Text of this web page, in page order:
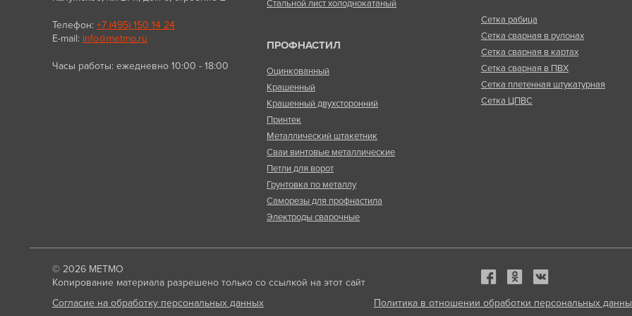
Телефон: +7 (495) 150 14 24
E-mail: info@metmo.ru
Часы работы: ежедневно 10:00 - 18:00
Стальной лист холоднокатаный
ПРОФНАСТИЛ
Оцинкованный
Крашенный
Крашенный двухсторонний
Принтек
Металлический штакетник
Сваи винтовые металлические
Петли для ворот
Грунтовка по металлу
Саморезы для профнастила
Электроды сварочные
Сетка рабица
Сетка сварная в рулонах
Сетка сварная в картах
Сетка сварная в ПВХ
Сетка плетенная штукатурная
Сетка ЦПВС
© 2026 МЕТМО
Копирование материала разрешено только со ссылкой на этот сайт
Согласие на обработку персональных данных
Политика в отношении обработки персональных